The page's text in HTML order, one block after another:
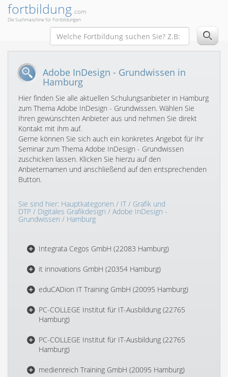
fortbildung.com
Die Suchmaschine für Fortbildungen
Adobe InDesign - Grundwissen in
Hamburg
Hier finden Sie alle aktuellen Schulungsanbieter in Hamburg
zum Thema Adobe InDesign - Grundwissen. Wählen Sie
Ihren gewünschten Anbieter aus und nehmen Sie direkt
Kontakt mit ihm auf.
Gerne können Sie sich auch ein konkretes Angebot für Ihr
Seminar zum Thema Adobe InDesign - Grundwissen
zuschicken lassen. Klicken Sie hierzu auf den
Anbieternamen und anschließend auf den entsprechenden
Button.
Sie sind hier: Hauptkategorien / IT/ Grafik und
DTP / Digitales Grafikdesign / Adobe InDesign -
Grundwissen / Hamburg
Integrata Cegos GmbH (22083 Hamburg)
it innovations GmbH (20354 Hamburg)
eduCADion IT Training GmbH (20095 Hamburg)
PC-COLLEGE Institut für IT-Ausbildung (22765
Hamburg)
PC-COLLEGE Institut für IT-Ausbildung (22765
Hamburg)
medienreich Training GmbH (20095 Hamburg)